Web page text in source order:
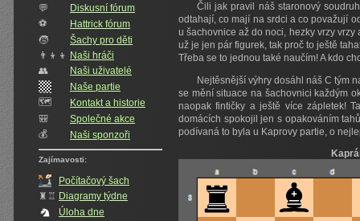
💬
Diskusní fórum
⚽
Hattrick fórum
🧒
Šachy pro děti
👨‍👦‍👦 Naši hráči
👥️
Naši uživatelé
Naše partie
🗺️
Kontakt a historie
🎒
Společné akce
💰
Naši sponzoři
Zajímavosti:
Počítačový šach
♜♖ Diagramy týdne
Úloha dne
Čili jak pravil náš staronový
odtahají, co mají na srdci a co považují
u šachovnice až do noci, hezky vrzy
už je jen pár figurek, tak proč to ještě
Třeba se to jednou také naučím! A kdo
Nejtěsnější výhry dosáhl náš C tým
se mění situace na šachovnici každým
naopak fintičky a ještě více zápletek!
domácích spokojil jen s opakováním
podívaná to byla u Kaprovy partie, o